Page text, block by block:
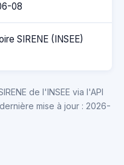
08
SIRENE (INSEE)
de l'INSEE via l'API
mise à jour : 2026-